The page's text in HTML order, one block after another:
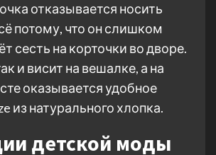
отказывается носить
потому, что он слишком
сесть на корточки во дворе.
и висит на вешалке, а на
оказывается удобное
из натурального хлопка.
детской моды